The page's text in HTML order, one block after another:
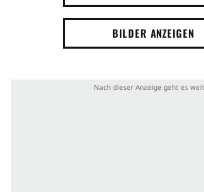
BILDER ANZEIGEN